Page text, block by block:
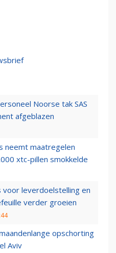
Noorse tak SAS
afgeblazen
neemt maatregelen
xtc-pillen smokkelde
voor leverdoelstelling en
verder groeien
opschorting
Aviv